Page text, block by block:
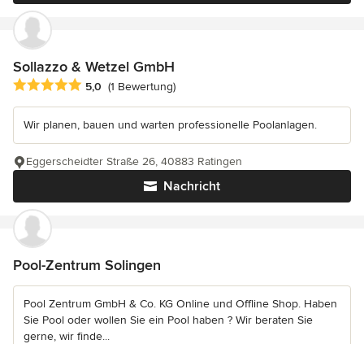
Sollazzo & Wetzel GmbH
Durchschnittliche Bewertung: 5 von 5 Sternen
5,0 (1 Bewertung)
Wir planen, bauen und warten professionelle Poolanlagen.
Nachricht
Eggerscheidter Straße 26, 40883 Ratingen
Pool-Zentrum Solingen
Pool Zentrum GmbH & Co. KG Online und Offline Shop. Haben
Sie Pool oder wollen Sie ein Pool haben ? Wir beraten Sie
gerne, wir finde...